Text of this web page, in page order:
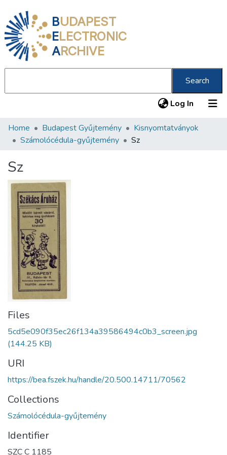
BUDAPEST
ELECTRONIC
ARCHIVE
Search
Log In (current)
Communities & Collections
Statistics
About us
Home Budapest Gyűjtemény
Kisnyomtatványok
Számolócédula-gyűjtemény
Sz
Sz
Files
5cd5e090f35ec26f134a39586494c0b3_screen.jpg
(144.25 KB)
URI
https://bea.fszek.hu/handle/20.500.14711/70562
Collections
Számolócédula-gyűjtemény
Identifier
SZC C 1185